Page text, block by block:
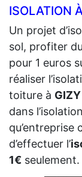
ISOLATION
Un projet
sol, profiter
pour 1 euros
réaliser
toiture à
dans
qu’entreprise
d’effectuer l’
1€ seulement.